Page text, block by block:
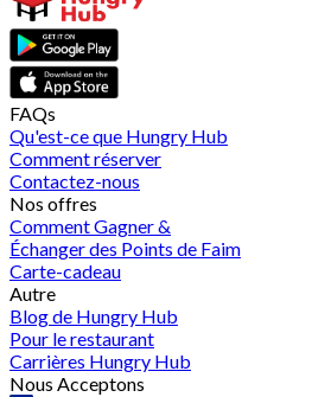
FAQs
Qu'est-ce que Hungry Hub
Comment réserver
Contactez-nous
Nos offres
Comment Gagner &
Échanger des Points de Faim
Carte-cadeau
Autre
Blog de Hungry Hub
Pour le restaurant
Carrières Hungry Hub
Nous Acceptons